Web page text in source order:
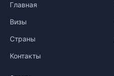
Главная
Визы
Страны
Контакты